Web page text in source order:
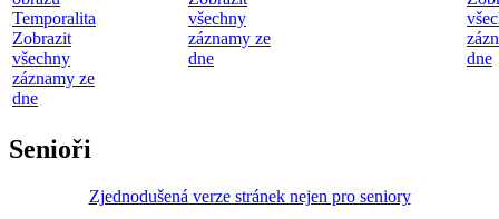
Temporalita
Zobrazit
všechny
záznamy ze
dne
všechny
záznamy ze
dne
dne
Senioři
Zjednodušená verze stránek nejen pro seniory